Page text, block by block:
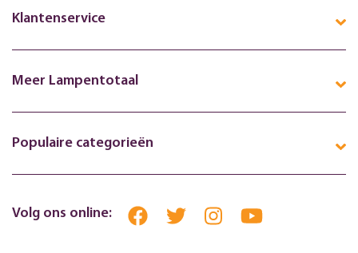
Klantenservice
Meer Lampentotaal
Populaire categorieën
Volg ons online: